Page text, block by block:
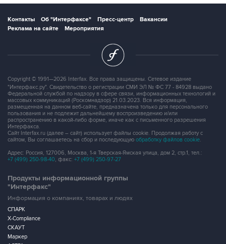
Контакты Об "Интерфаксе" Пресс-центр
Вакансии
Реклама на сайте
Мероприятия
Copyright © 1991—2026 Interfax. Все права защищены. Сетевое издание
"Интерфакс.ру". Свидетельство о регистрации СМИ ЭЛ № ФС 77 - 84928 выдано
Федеральной службой по надзору в сфере связи, информационных технологий и
массовых коммуникаций (Роскомнадзор) 21.03.2023. Вся информация,
размещенная на данном веб-сайте, предназначена только для персонального
пользования и не подлежит дальнейшему воспроизведению и/или
распространению в какой-либо форме, иначе как с письменного разрешения
Интерфакса.
Сайт Interfax.ru (далее – сайт) использует файлы cookie. Продолжая работу с
сайтом, Вы соглашаетесь на сбор и последующую обработку файлов cookie.
Адрес: Россия, 127006, Москва, 1-я Тверская-Ямская улица, дом 2, стр.1, тел.:
+7 (499) 250-98-40, факс: +7 (499) 250-97-27
Продукты информационной группы
"Интерфакс"
Информация о компаниях, товарах и людях
СПАРК
X-Compliance
СКАУТ
Маркер